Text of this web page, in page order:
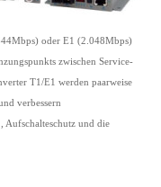
oder E1 (2.048Mbps)
zwischen Service-
T1/E1 werden paarweise
verbessern
und die